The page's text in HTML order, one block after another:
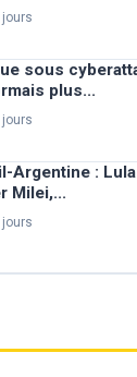
jours
sous
plus...
jours
Argentine :
Milei,...
jours